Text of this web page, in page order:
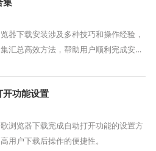
器下载安装涉及多种技巧和操作经验，
汇总高效方法，帮助用户顺利完成安装
开功能设置
浏览器下载完成自动打开功能的设置方
用户下载后操作的便捷性。